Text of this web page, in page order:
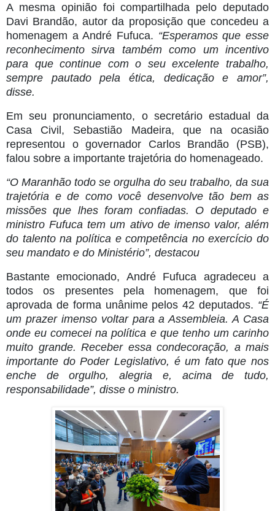
A mesma opinião foi compartilhada pelo deputado
Davi Brandão, autor da proposição que concedeu a
homenagem a André Fufuca. “Esperamos que esse
reconhecimento sirva também como um incentivo
para que continue com o seu excelente trabalho,
sempre pautado pela ética, dedicação e amor”,
disse.
Em seu pronunciamento, o secretário estadual da
Casa Civil, Sebastião Madeira, que na ocasião
representou o governador Carlos Brandão (PSB),
falou sobre a importante trajetória do homenageado.
“O Maranhão todo se orgulha do seu trabalho, da sua
trajetória e de como você desenvolve tão bem as
missões que lhes foram confiadas. O deputado e
ministro Fufuca tem um ativo de imenso valor, além
do talento na política e competência no exercício do
seu mandato e do Ministério”, destacou
Bastante emocionado, André Fufuca agradeceu a
todos os presentes pela homenagem, que foi
aprovada de forma unânime pelos 42 deputados. “É
um prazer imenso voltar para a Assembleia. A Casa
onde eu comecei na política e que tenho um carinho
muito grande. Receber essa condecoração, a mais
importante do Poder Legislativo, é um fato que nos
enche de orgulho, alegria e, acima de tudo,
responsabilidade”, disse o ministro.